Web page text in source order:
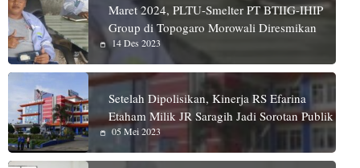
Maret 2024, PLTU-Smelter PT BTIIG-IHIP
Group di Topogaro Morowali Diresmikan
14 Des 2023
Setelah Dipolisikan, Kinerja RS Efarina
Etaham Milik JR Saragih Jadi Sorotan Publik
05 Mei 2023